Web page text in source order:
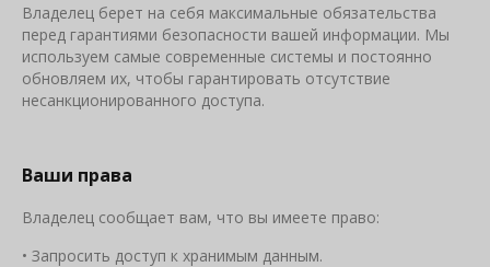
Владелец берет на себя максимальные обязательства
перед гарантиями безопасности вашей информации. Мы
используем самые современные системы и постоянно
обновляем их, чтобы гарантировать отсутствие
несанкционированного доступа.
Ваши права
Владелец сообщает вам, что вы имеете право:
• Запросить доступ к хранимым данным.